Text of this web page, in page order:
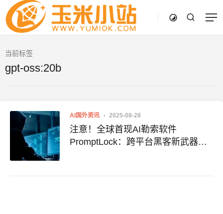
当前标签
gpt-oss:20b
AI国外资讯 2025-08-28
注意！全球首现AI勒索软件
PromptLock：跨平台黑客新武器来